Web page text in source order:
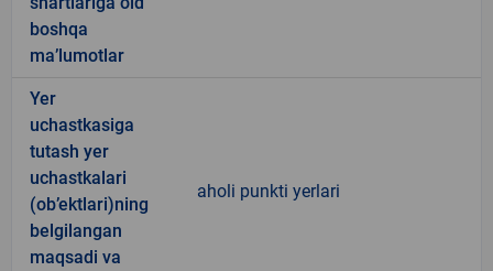
boshqa
ma’lumotlar
Yer
uchastkasiga
tutash yer
uchastkalari
(ob’ektlari)ning
belgilangan
maqsadi va
aholi punkti yerlari